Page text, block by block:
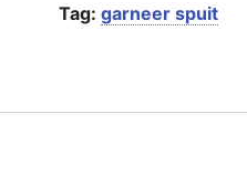
Tag: garneer spuit